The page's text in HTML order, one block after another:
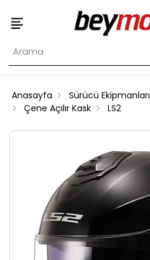
Anasayfa Sürücü Ekipmanları
Çene Açılır Kask
LS2